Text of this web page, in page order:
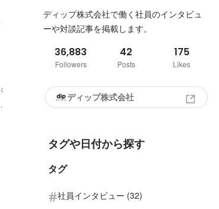
ディップ株式会社で働く社員のインタビュ
ーや対談記事を掲載します。
36,883
Followers
42
Posts
175
Likes
ディップ株式会社
タグや日付から探す
タグ
社員インタビュー (32)